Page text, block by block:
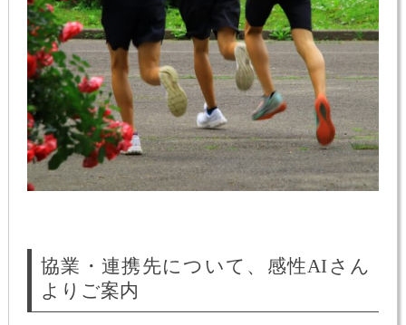
協業・連携先について、感性AIさん
よりご案内